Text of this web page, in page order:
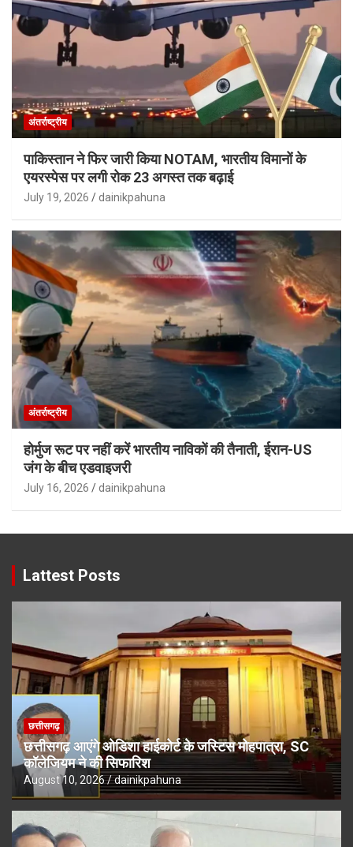
अंतर्राष्ट्रीय
पाकिस्तान ने फिर जारी किया NOTAM, भारतीय विमानों के
एयरस्पेस पर लगी रोक 23 अगस्त तक बढ़ाई
July 19, 2026 dainikpahuna
अंतर्राष्ट्रीय
होर्मुज रूट पर नहीं करें भारतीय नाविकों की तैनाती, ईरान-US
जंग के बीच एडवाइजरी
July 16, 2026 dainikpahuna
Lattest Posts
छत्तीसगढ़
छत्तीसगढ़ आएंगे ओडिशा हाईकोर्ट के जस्टिस मोहपात्रा, SC
कॉलेजियम ने की सिफारिश
August 10, 2026 dainikpahuna